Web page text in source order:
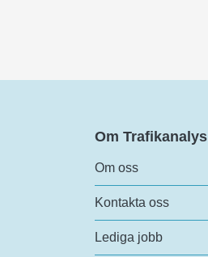
Om Trafikanalys
Om oss
Kontakta oss
Lediga jobb